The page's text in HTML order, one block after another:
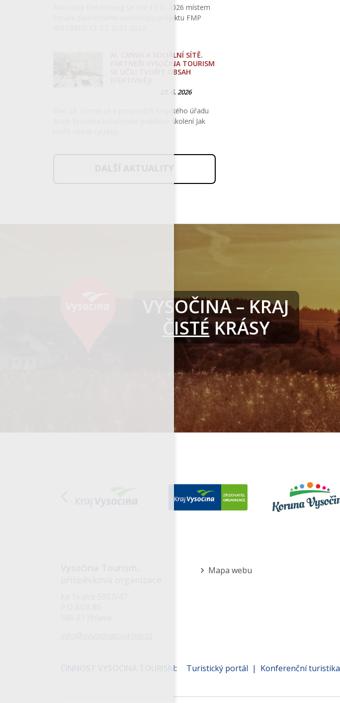
Rakouský Dobersberg se stal 19. 6. 2026 místem
konání závěrečného workshopu projektu FMP
AI, CANVA A SOCIÁLNÍ SÍTĚ.
PARTNEŘI VYSOČINA TOURISM
SE UČILI TVOŘIT OBSAH
23. 6. 2026
Dne 23. června se v prostorách Krajského úřadu
Kraje Vysočina uskutečnilo praktické školení Jak
VYSOČINA – KRAJ
ČISTÉKRÁSY
ČINNOST VYSOČINA TOURISM: Turistický portál Konferenční turistika
Mapa webu